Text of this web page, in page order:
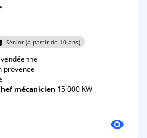
Sénior (à partir de 10 ans)
provence
mécanicien 15 000 KW
visibility